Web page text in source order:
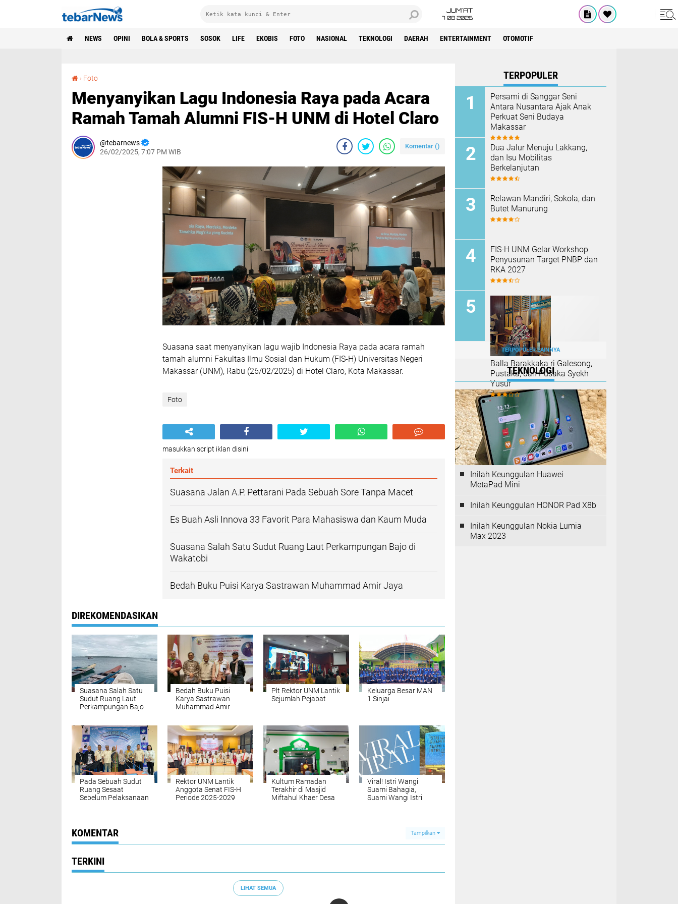
JUM'AT
7 08 2026
NEWS OPINI BOLA & SPORTS SOSOK LIFE EKOBIS FOTO NASIONAL TEKNOLOGI DAERAH ENTERTAINMENT OTOMOTIF
› Foto
Menyanyikan Lagu Indonesia Raya pada Acara
Ramah Tamah Alumni FIS-H UNM di Hotel Claro
tebarnews
26/02/2025, 7:07 PM WIB
Komentar ()
Suasana saat menyanyikan lagu wajib Indonesia Raya pada acara ramah
tamah alumni Fakultas Ilmu Sosial dan Hukum (FIS-H) Universitas Negeri
Makassar (UNM), Rabu (26/02/2025) di Hotel Claro, Kota Makassar.
Foto
masukkan script iklan disini
Terkait
Suasana Jalan A.P. Pettarani Pada Sebuah Sore Tanpa Macet
Es Buah Asli Innova 33 Favorit Para Mahasiswa dan Kaum Muda
Suasana Salah Satu Sudut Ruang Laut Perkampungan Bajo di
Wakatobi
Bedah Buku Puisi Karya Sastrawan Muhammad Amir Jaya
DIREKOMENDASIKAN
Suasana Salah Satu
Sudut Ruang Laut
Perkampungan Bajo
Bedah Buku Puisi
Karya Sastrawan
Muhammad Amir
Plt Rektor UNM Lantik
Sejumlah Pejabat
Keluarga Besar MAN
1 Sinjai
Pada Sebuah Sudut
Ruang Sesaat
Sebelum Pelaksanaan
Rektor UNM Lantik
Anggota Senat FIS-H
Periode 2025-2029
Kultum Ramadan
Terakhir di Masjid
Miftahul Khaer Desa
Viral! Istri Wangi
Suami Bahagia,
Suami Wangi Istri
KOMENTAR Tampilkan
TERKINI
LIHAT SEMUA
TERPOPULER
Persami di Sanggar Seni
Antara Nusantara Ajak Anak
Perkuat Seni Budaya
Makassar
Dua Jalur Menuju Lakkang,
dan Isu Mobilitas
Berkelanjutan
Relawan Mandiri, Sokola, dan
Butet Manurung
FIS-H UNM Gelar Workshop
Penyusunan Target PNBP dan
RKA 2027
Balla Barakkaka ri Galesong,
Pustaka, dan Pusaka Syekh
Yusuf
TERPOPULER LAINNYA
TEKNOLOGI
Inilah Keunggulan Huawei
MetaPad Mini
Inilah Keunggulan HONOR Pad X8b
Inilah Keunggulan Nokia Lumia
Max 2023